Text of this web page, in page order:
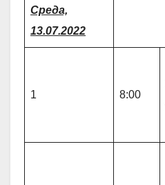
Среда,
13.07.2022
1 8:00